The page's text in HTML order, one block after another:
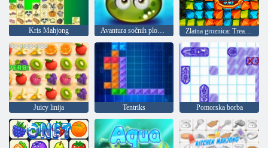
Kris Mahjong Avantura sočnih plodova Zlatna groznica: Treasure Hunter
Juicy linija Tentriks Pomorska borba